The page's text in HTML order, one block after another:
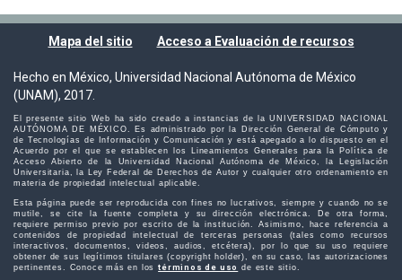
Mapa del sitio Acceso a Evaluación de recursos
Hecho en México, Universidad Nacional Autónoma de México
(UNAM), 2017.
El presente sitio Web ha sido creado a instancias de la UNIVERSIDAD NACIONAL
AUTÓNOMA DE MÉXICO. Es administrado por la Dirección General de Cómputo y
de Tecnologías de Información y Comunicación y está apegado a lo dispuesto en el
Acuerdo por el que se establecen los Lineamientos Generales para la Política de
Acceso Abierto de la Universidad Nacional Autónoma de México, la Legislación
Universitaria, la Ley Federal de Derechos de Autor y cualquier otro ordenamiento en
materia de propiedad intelectual aplicable.
Esta página puede ser reproducida con fines no lucrativos, siempre y cuando no se
mutile, se cite la fuente completa y su dirección electrónica. De otra forma,
requiere permiso previo por escrito de la institución. Asimismo, hace referencia a
contenidos de propiedad intelectual de terceras personas (tales como recursos
interactivos, documentos, videos, audios, etcétera), por lo que su uso requiere
obtener de sus legítimos titulares (copyright holder), en su caso, las autorizaciones
pertinentes. Conoce más en lostérminos de uso de este sitio.